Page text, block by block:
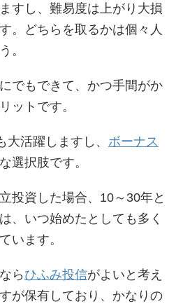
すし、難易度は上がり大損
。どちらを取るかは個々人
。
でもできて、かつ手間がか
ットです。
大活躍しますし、 ボーナス
選択肢です。
投資した場合、10～30年と
、いつ始めたとしても多く
います。
ら ひふみ投信がよいと考え
が保有しており、かなりの